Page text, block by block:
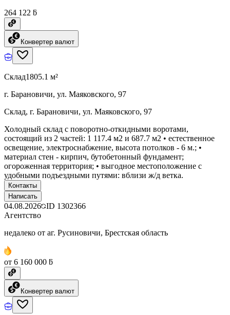
264 122 ƃ
Конвертер валют
Склад1805.1 м²
г. Барановичи, ул. Маяковского, 97
Склад, г. Барановичи, ул. Маяковского, 97
Холодный склад с поворотно-откидными воротами,
состоящий из 2 частей: 1 117.4 м2 и 687.7 м2 • естественное
освещение, электроснабжение, высота потолков - 6 м.; •
материал стен - кирпич, бутобетонный фундамент;
огороженная территория; • выгодное местоположение с
удобными подъездными путями: вблизи ж/д ветка.
Контакты
Написать
04.08.2026 ID 1302366
Агентство
недалеко от аг. Русиновичи, Брестская область
от 6 160 000 ƃ
Конвертер валют